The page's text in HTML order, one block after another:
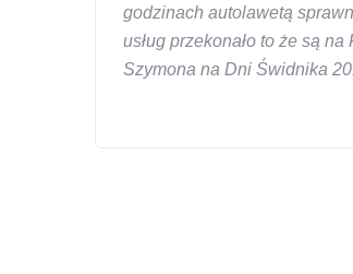
godzinach autolawetą
usług przekonało to że są
Szymona na Dni Świdnika